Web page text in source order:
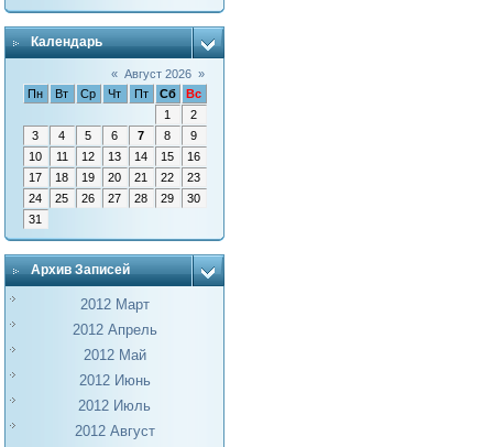
Календарь
« Август 2026 »
Пн
Вт Ср Чт Пт Сб
Вс
1
2
3
4 5 6 7 8
9
10
11 12 13 14 15
16
17
18 19 20 21 22
23
24
25 26 27 28 29
30
31
Архив Записей
2012 Март
2012 Апрель
2012 Май
2012 Июнь
2012 Июль
2012 Август